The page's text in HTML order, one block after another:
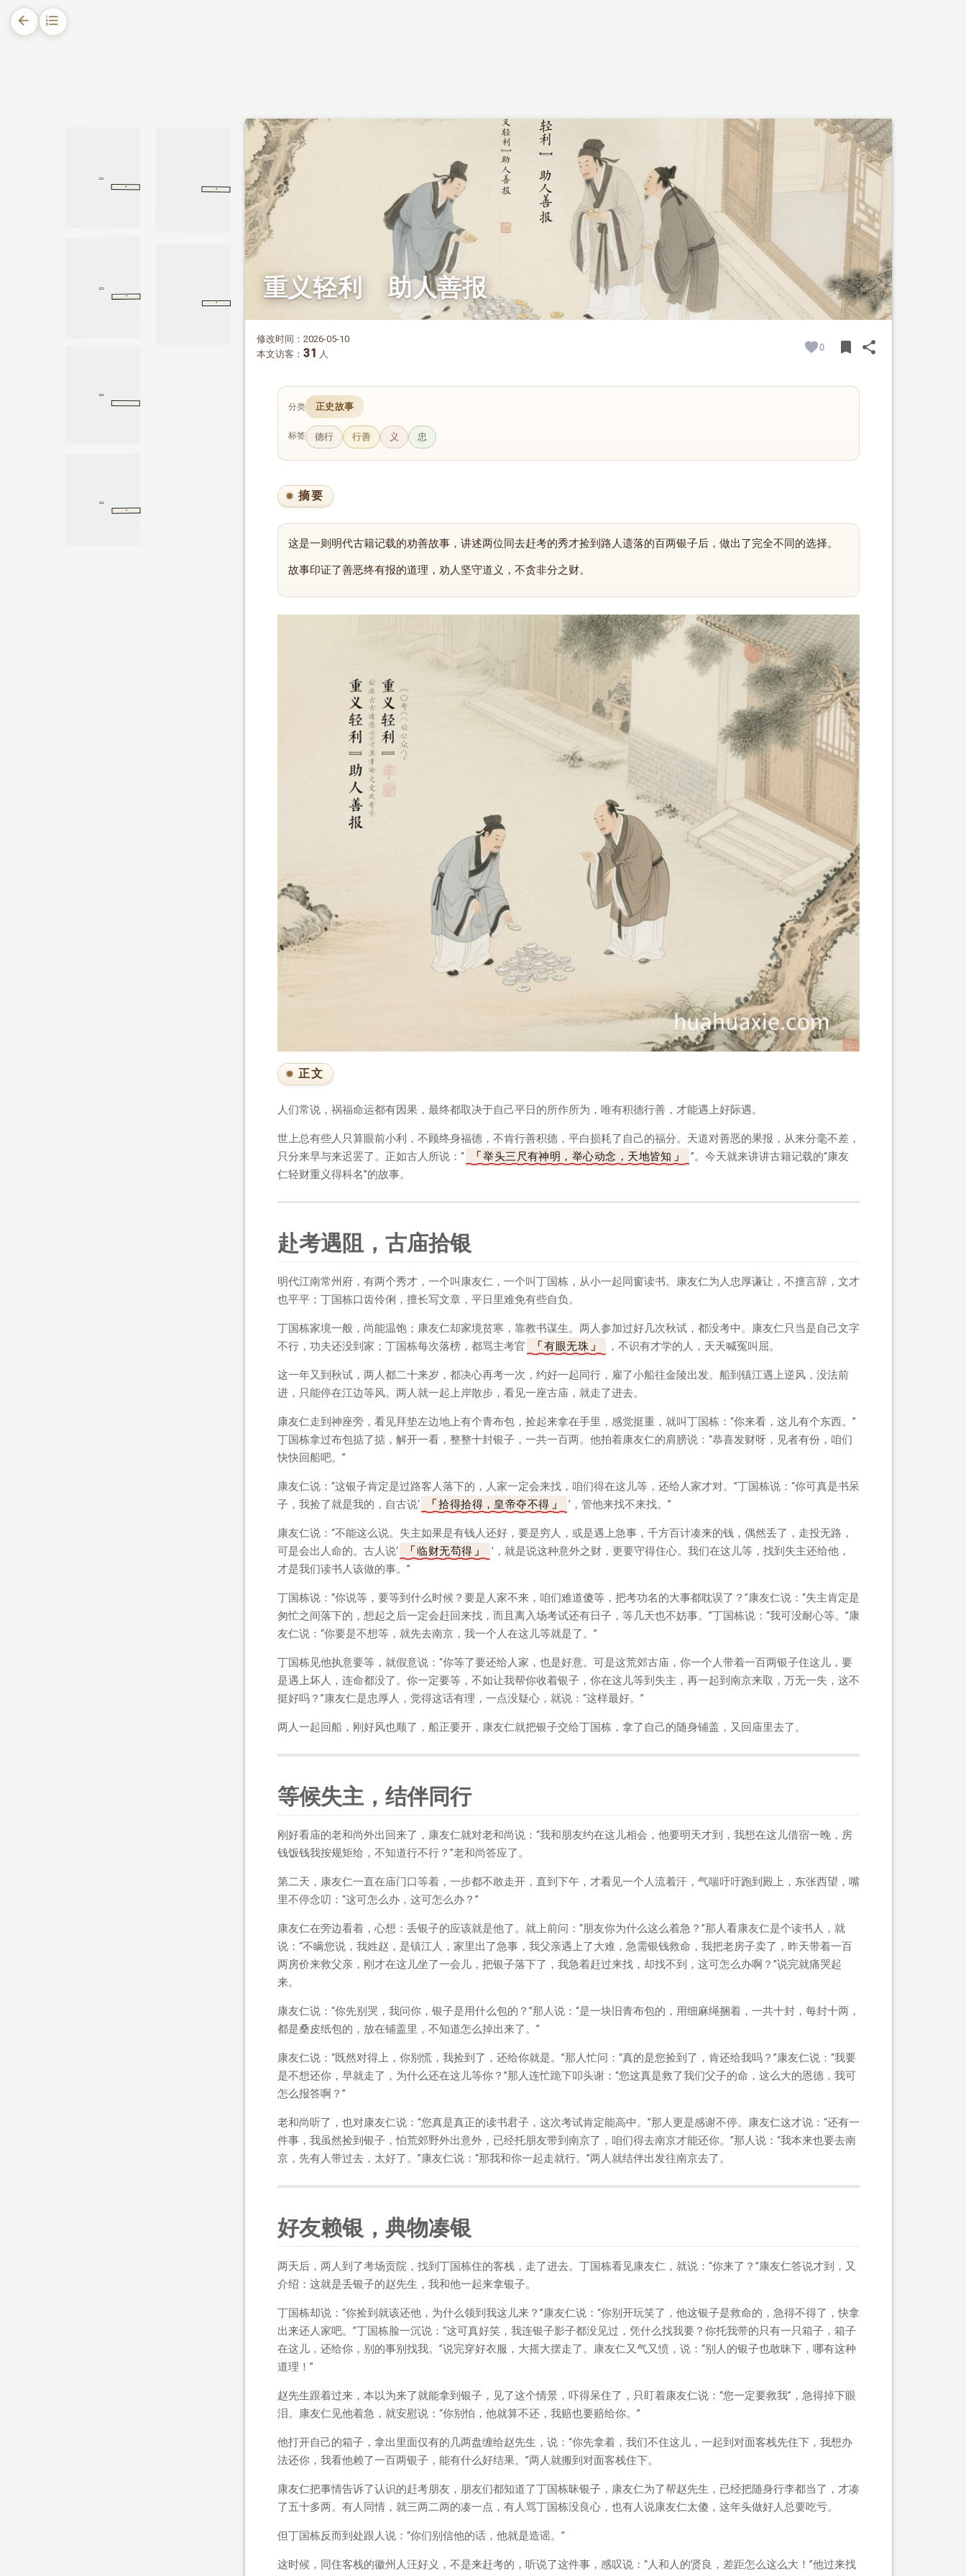
arrow_back format_list_numbered
等候失主，结伴同行
上集
·
·
曲礼上
·
第一折
举案齐眉
·
增广贤文
·
重义轻利 助人善报
修改时间：2026-05-10
本文访客： 31 人
0 bookmarkBOOKMARK
shareSHARE
分类 正史故事
标签 德行 行善 义 忠
摘要
这是一则明代古籍记载的劝善故事，讲述两位同去赶考的秀才捡到路人遗落的百两银子后，做出了完全不同的选择。
故事印证了善恶终有报的道理，劝人坚守道义，不贪非分之财。
正文
人们常说，祸福命运都有因果，最终都取决于自己平日的所作所为，唯有积德行善，才能遇上好际遇。
世上总有些人只算眼前小利，不顾终身福德，不肯行善积德，平白损耗了自己的福分。天道对善恶的果报，从来分毫不差，
只分来早与来迟罢了。正如古人所说：“
举头三尺有神明，举心动念，天地皆知
”。今天就来讲讲古籍记载的“康友
仁轻财重义得科名”的故事。
赴考遇阻，古庙拾银
明代江南常州府，有两个秀才，一个叫康友仁，一个叫丁国栋，从小一起同窗读书。康友仁为人忠厚谦让，不擅言辞，文才
也平平；丁国栋口齿伶俐，擅长写文章，平日里难免有些自负。
丁国栋家境一般，尚能温饱；康友仁却家境贫寒，靠教书谋生。两人参加过好几次秋试，都没考中。康友仁只当是自己文字
不行，功夫还没到家；丁国栋每次落榜，都骂主考官
有眼无珠 ，不识有才学的人，天天喊冤叫屈。
这一年又到秋试，两人都二十来岁，都决心再考一次，约好一起同行，雇了小船往金陵出发。船到镇江遇上逆风，没法前
进，只能停在江边等风。两人就一起上岸散步，看见一座古庙，就走了进去。
康友仁走到神座旁，看见拜垫左边地上有个青布包，捡起来拿在手里，感觉挺重，就叫丁国栋：“你来看，这儿有个东西。”
丁国栋拿过布包掂了掂，解开一看，整整十封银子，一共一百两。他拍着康友仁的肩膀说：“恭喜发财呀，见者有份，咱们
快快回船吧。”
康友仁说：“这银子肯定是过路客人落下的，人家一定会来找，咱们得在这儿等，还给人家才对。”丁国栋说：“你可真是书呆
子，我捡了就是我的，自古说‘
拾得拾得，皇帝夺不得 ’，管他来找不来找。”
康友仁说：“不能这么说。失主如果是有钱人还好，要是穷人，或是遇上急事，千方百计凑来的钱，偶然丢了，走投无路，
可是会出人命的。古人说‘
临财无苟得
’，就是说这种意外之财，更要守得住心。我们在这儿等，找到失主还给他，
才是我们读书人该做的事。”
丁国栋说：“你说等，要等到什么时候？要是人家不来，咱们难道傻等，把考功名的大事都耽误了？”康友仁说：“失主肯定是
匆忙之间落下的，想起之后一定会赶回来找，而且离入场考试还有日子，等几天也不妨事。”丁国栋说：“我可没耐心等。”康
友仁说：“你要是不想等，就先去南京，我一个人在这儿等就是了。”
丁国栋见他执意要等，就假意说：“你等了要还给人家，也是好意。可是这荒郊古庙，你一个人带着一百两银子住这儿，要
是遇上坏人，连命都没了。你一定要等，不如让我帮你收着银子，你在这儿等到失主，再一起到南京来取，万无一失，这不
挺好吗？”康友仁是忠厚人，觉得这话有理，一点没疑心，就说：“这样最好。”
两人一起回船，刚好风也顺了，船正要开，康友仁就把银子交给丁国栋，拿了自己的随身铺盖，又回庙里去了。
等候失主，结伴同行
刚好看庙的老和尚外出回来了，康友仁就对老和尚说：“我和朋友约在这儿相会，他要明天才到，我想在这儿借宿一晚，房
钱饭钱我按规矩给，不知道行不行？”老和尚答应了。
第二天，康友仁一直在庙门口等着，一步都不敢走开，直到下午，才看见一个人流着汗，气喘吁吁跑到殿上，东张西望，嘴
里不停念叨：“这可怎么办，这可怎么办？”
康友仁在旁边看着，心想：丢银子的应该就是他了。就上前问：“朋友你为什么这么着急？”那人看康友仁是个读书人，就
说：“不瞒您说，我姓赵，是镇江人，家里出了急事，我父亲遇上了大难，急需银钱救命，我把老房子卖了，昨天带着一百
两房价来救父亲，刚才在这儿坐了一会儿，把银子落下了，我急着赶过来找，却找不到，这可怎么办啊？”说完就痛哭起
来。
康友仁说：“你先别哭，我问你，银子是用什么包的？”那人说：“是一块旧青布包的，用细麻绳捆着，一共十封，每封十两，
都是桑皮纸包的，放在铺盖里，不知道怎么掉出来了。”
康友仁说：“既然对得上，你别慌，我捡到了，还给你就是。”那人忙问：“真的是您捡到了，肯还给我吗？”康友仁说：“我要
是不想还你，早就走了，为什么还在这儿等你？”那人连忙跪下叩头谢：“您这真是救了我们父子的命，这么大的恩德，我可
怎么报答啊？”
老和尚听了，也对康友仁说：“您真是真正的读书君子，这次考试肯定能高中。”那人更是感谢不停。康友仁这才说：“还有一
件事，我虽然捡到银子，怕荒郊野外出意外，已经托朋友带到南京了，咱们得去南京才能还你。”那人说：“我本来也要去南
京，先有人带过去，太好了。”康友仁说：“那我和你一起走就行。”两人就结伴出发往南京去了。
好友赖银，典物凑银
两天后，两人到了考场贡院，找到丁国栋住的客栈，走了进去。丁国栋看见康友仁，就说：“你来了？”康友仁答说才到，又
介绍：这就是丢银子的赵先生，我和他一起来拿银子。
丁国栋却说：“你捡到就该还他，为什么领到我这儿来？”康友仁说：“你别开玩笑了，他这银子是救命的，急得不得了，快拿
出来还人家吧。”丁国栋脸一沉说：“这可真好笑，我连银子影子都没见过，凭什么找我要？你托我带的只有一只箱子，箱子
在这儿，还给你，别的事别找我。”说完穿好衣服，大摇大摆走了。康友仁又气又愤，说：“别人的银子也敢昧下，哪有这种
道理！”
赵先生跟着过来，本以为来了就能拿到银子，见了这个情景，吓得呆住了，只盯着康友仁说：“您一定要救我”，急得掉下眼
泪。康友仁见他着急，就安慰说：“你别怕，他就算不还，我赔也要赔给你。”
他打开自己的箱子，拿出里面仅有的几两盘缠给赵先生，说：“你先拿着，我们不住这儿，一起到对面客栈先住下，我想办
法还你，我看他赖了一百两银子，能有什么好结果。”两人就搬到对面客栈住下。
康友仁把事情告诉了认识的赶考朋友，朋友们都知道了丁国栋昧银子，康友仁为了帮赵先生，已经把随身行李都当了，才凑
了五十多两。有人同情，就三两二两的凑一点，有人骂丁国栋没良心，也有人说康友仁太傻，这年头做好人总要吃亏。
但丁国栋反而到处跟人说：“你们别信他的话，他就是造谣。”
这时候，同住客栈的徽州人汪好义，不是来赶考的，听说了这件事，感叹说：“人和人的贤良，差距怎么这么大！”他过来找